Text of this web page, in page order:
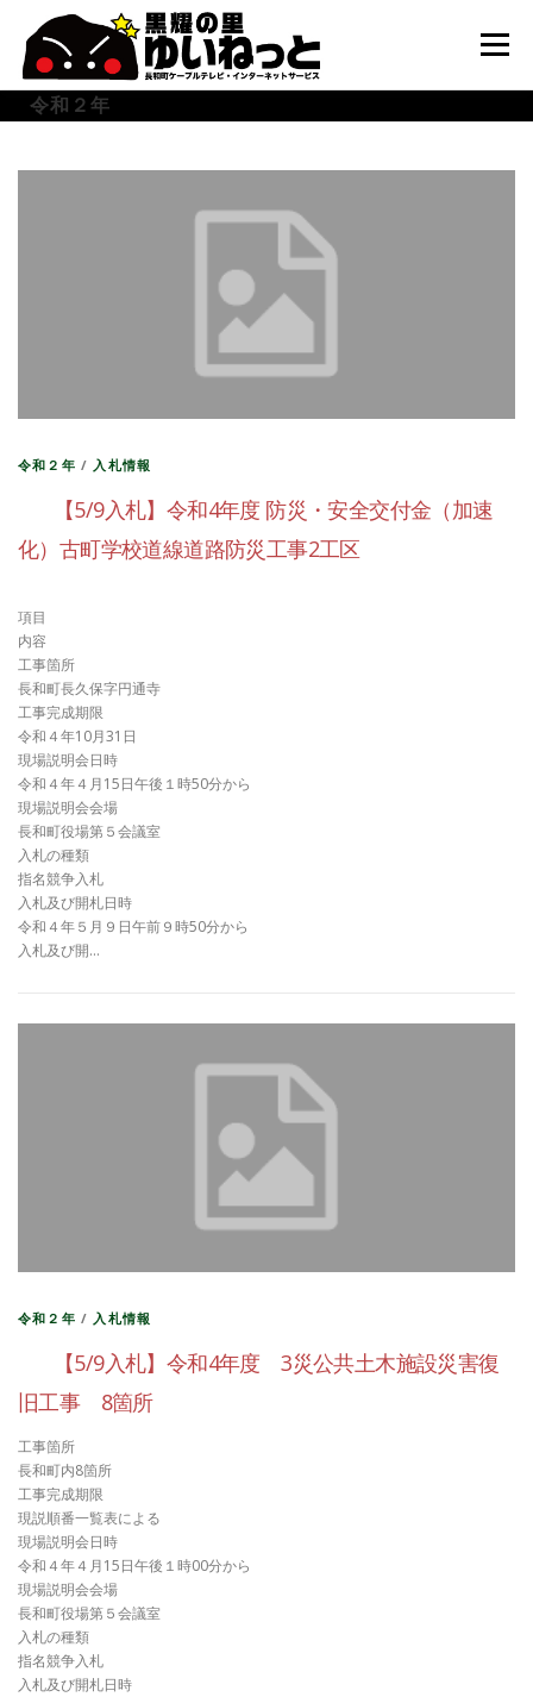
メニュー
ユーザーサポート
令和２年
令和２年 / 入札情報
【5/9入札】令和4年度 防災・安全交付金（加速
化）古町学校道線道路防災工事2工区
項目
内容
工事箇所
長和町長久保字円通寺
工事完成期限
令和４年10月31日
現場説明会日時
令和４年４月15日午後１時50分から
現場説明会会場
長和町役場第５会議室
入札の種類
指名競争入札
入札及び開札日時
令和４年５月９日午前９時50分から
入札及び開…
令和２年 / 入札情報
【5/9入札】令和4年度 3災公共土木施設災害復
旧工事 8箇所
工事箇所
長和町内8箇所
工事完成期限
現説順番一覧表による
現場説明会日時
令和４年４月15日午後１時00分から
現場説明会会場
長和町役場第５会議室
入札の種類
指名競争入札
入札及び開札日時